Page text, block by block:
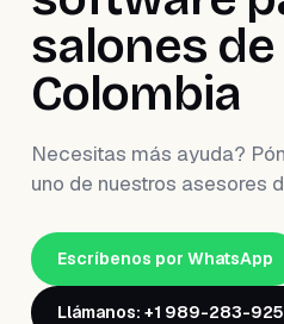
salones
Colombia
Necesitas más ayuda?
uno de nuestros asesores
Escríbenos por WhatsApp
Llámanos: +1 989-283-